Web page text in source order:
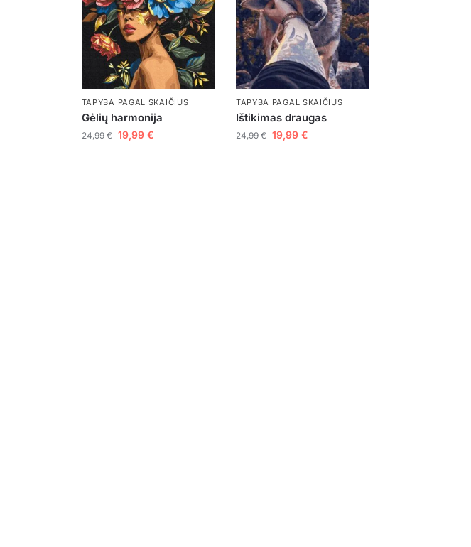
TAPYBA PAGAL SKAIČIUS
Gėlių harmonija
24,99€ 19,99 €
TAPYBA PAGAL SKAIČIUS
Ištikimas draugas
24,99€ 19,99 €